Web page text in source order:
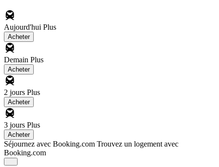
Aujourd'hui Plus
Acheter
Demain Plus
Acheter
2 jours Plus
Acheter
3 jours Plus
Acheter
Séjournez avec Booking.com Trouvez un logement avec
Booking.com